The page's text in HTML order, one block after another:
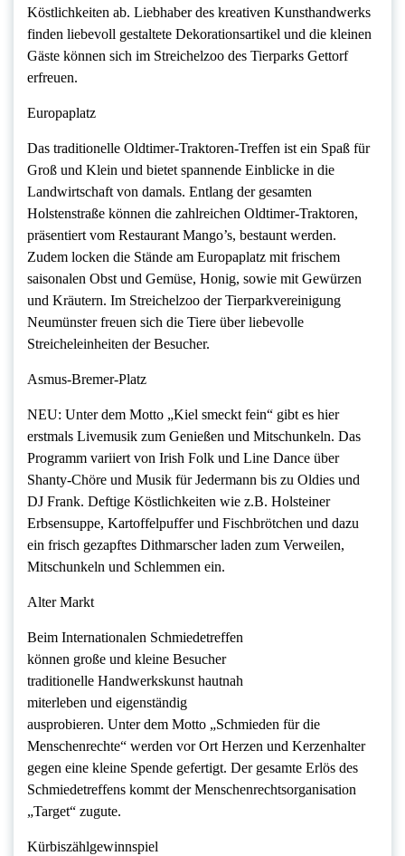
Köstlichkeiten ab. Liebhaber des kreativen Kunsthandwerks
finden liebevoll gestaltete Dekorationsartikel und die kleinen
Gäste können sich im Streichelzoo des Tierparks Gettorf
erfreuen.
Europaplatz
Das traditionelle Oldtimer-Traktoren-Treffen ist ein Spaß für
Groß und Klein und bietet spannende Einblicke in die
Landwirtschaft von damals. Entlang der gesamten
Holstenstraße können die zahlreichen Oldtimer-Traktoren,
präsentiert vom Restaurant Mango’s, bestaunt werden.
Zudem locken die Stände am Europaplatz mit frischem
saisonalen Obst und Gemüse, Honig, sowie mit Gewürzen
und Kräutern. Im Streichelzoo der Tierparkvereinigung
Neumünster freuen sich die Tiere über liebevolle
Streicheleinheiten der Besucher.
Asmus-Bremer-Platz
NEU: Unter dem Motto „Kiel smeckt fein“ gibt es hier
erstmals Livemusik zum Genießen und Mitschunkeln. Das
Programm variiert von Irish Folk und Line Dance über
Shanty-Chöre und Musik für Jedermann bis zu Oldies und
DJ Frank. Deftige Köstlichkeiten wie z.B. Holsteiner
Erbsensuppe, Kartoffelpuffer und Fischbrötchen und dazu
ein frisch gezapftes Dithmarscher laden zum Verweilen,
Mitschunkeln und Schlemmen ein.
Alter Markt
Beim Internationalen Schmiedetreffen
können große und kleine Besucher
traditionelle Handwerkskunst hautnah
miterleben und eigenständig
ausprobieren. Unter dem Motto „Schmieden für die
Menschenrechte“ werden vor Ort Herzen und Kerzenhalter
gegen eine kleine Spende gefertigt. Der gesamte Erlös des
Schmiedetreffens kommt der Menschenrechtsorganisation
„Target“ zugute.
Kürbiszählgewinnspiel